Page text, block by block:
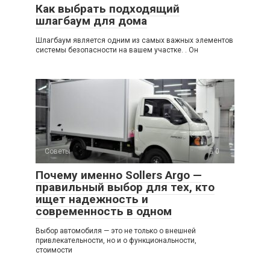
Как выбрать подходящий
шлагбаум для дома
Шлагбаум является одним из самых важных элементов
системы безопасности на вашем участке. . Он
Советы 0
Почему именно Sollers Argo —
правильный выбор для тех, кто
ищет надежность и
современность в одном
Выбор автомобиля — это не только о внешней
привлекательности, но и о функциональности,
стоимости